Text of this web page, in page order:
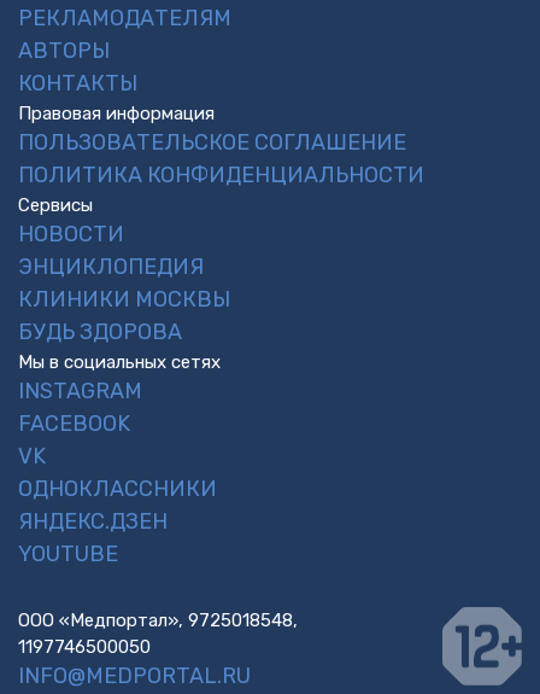
РЕКЛАМОДАТЕЛЯМ
АВТОРЫ
КОНТАКТЫ
Правовая информация
ПОЛЬЗОВАТЕЛЬСКОЕ СОГЛАШЕНИЕ
ПОЛИТИКА КОНФИДЕНЦИАЛЬНОСТИ
Сервисы
НОВОСТИ
ЭНЦИКЛОПЕДИЯ
КЛИНИКИ МОСКВЫ
БУДЬ ЗДОРОВА
Мы в социальных сетях
INSTAGRAM
FACEBOOK
VK
ОДНОКЛАССНИКИ
ЯНДЕКС.ДЗЕН
YOUTUBE
ООО «Медпортал», 9725018548,
1197746500050
INFO@MEDPORTAL.RU